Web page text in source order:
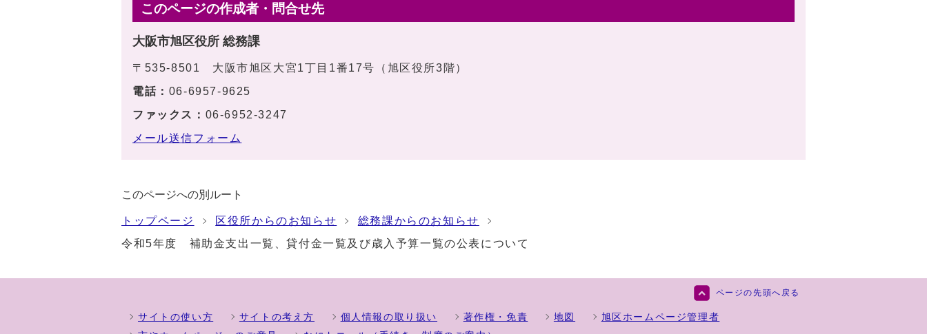
このページの作成者・問合せ先
大阪市旭区役所 総務課
〒535-8501 大阪市旭区大宮1丁目1番17号（旭区役所3階）
電話： 06-6957-9625
ファックス： 06-6952-3247
メール送信フォーム
このページへの別ルート
トップページ 区役所からのお知らせ
総務課からのお知らせ
令和5年度 補助金支出一覧、貸付金一覧及び歳入予算一覧の公表について
ページの先頭へ戻る
サイトの使い方 サイトの考え方 個人情報の取り扱い 著作権・免責 地図
旭区ホームページ管理者